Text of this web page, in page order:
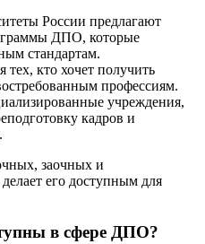
России предлагают
ДПО, которые
стандартам.
тех, кто хочет получить
профессиям.
учреждения,
кадров и
заочных и
его доступным для
в сфере ДПО?